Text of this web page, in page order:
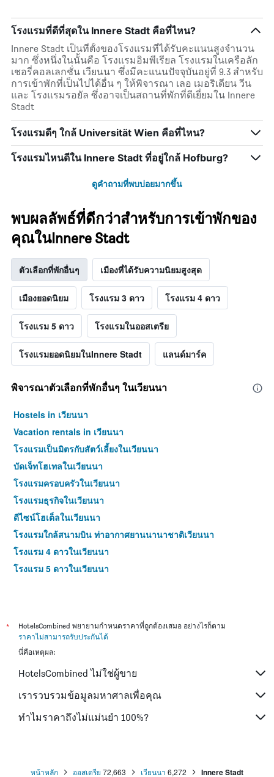
โรงแรมที่ดีที่สุดใน Innere Stadt คือที่ไหน?
Innere Stadt เป็นที่ตั้งของโรงแรมที่ได้รับคะแนนสูงจำนวน
มาก ซึ่งหนึ่งในนั้นคือ โรงแรมอิมพีเรียล โรงแรมในเครือลัก
เชอรี่คอลเลกชั่น เวียนนา ซึ่งมีคะแนนปัจจุบันอยู่ที่ 9.3 สำหรับ
การเข้าพักที่เป็นไปได้อื่น ๆ ให้พิจารณา เลอ เมอริเดียน วีน
และ โรงแรมรอยัล ซึ่งอาจเป็นสถานที่พักที่ดีเยี่ยมใน Innere
Stadt
โรงแรมดีๆ ใกล้ Universität Wien คือที่ไหน?
โรงแรมไหนดีใน Innere Stadt ที่อยู่ใกล้ Hofburg?
ดูคำถามที่พบบ่อยมากขึ้น
พบผลลัพธ์ที่ดีกว่าสำหรับการเข้าพักของ
คุณในInnere Stadt
ตัวเลือกที่พักอื่นๆ เมืองที่ได้รับความนิยมสูงสุด
เมืองยอดนิยม โรงแรม 3 ดาว โรงแรม 4 ดาว
โรงแรม 5 ดาว โรงแรมในออสเตรีย
โรงแรมยอดนิยมในInnere Stadt แลนด์มาร์ค
พิจารณาตัวเลือกที่พักอื่นๆ ในเวียนนา
Hostels in เวียนนา
Vacation rentals in เวียนนา
โรงแรมเป็นมิตรกับสัตว์เลี้ยงในเวียนนา
บัดเจ็ทโฮเทลในเวียนนา
โรงแรมครอบครัวในเวียนนา
โรงแรมธุรกิจในเวียนนา
ดีไซน์โฮเต็ลในเวียนนา
โรงแรมใกล้สนามบิน ท่าอากาศยานนานาชาติเวียนนา
โรงแรม 4 ดาวในเวียนนา
โรงแรม 5 ดาวในเวียนนา
*
HotelsCombined พยายามกำหนดราคาที่ถูกต้องเสมอ อย่างไรก็ตาม
ราคาไม่สามารถรับประกันได้
นี่คือเหตุผล:
HotelsCombined ไม่ใช่ผู้ขาย
เรารวบรวมข้อมูลมหาศาลเพื่อคุณ
ทำไมราคาถึงไม่แม่นยำ 100%?
หน้าหลัก ออสเตรีย 72,663 เวียนนา 6,272 Innere Stadt